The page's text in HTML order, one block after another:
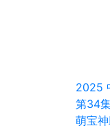
2025
第34
萌宝